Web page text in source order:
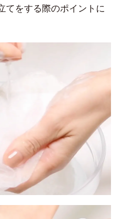
てをする際のポイントに